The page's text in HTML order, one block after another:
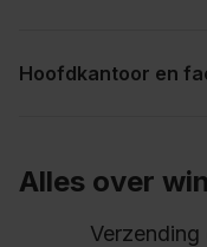
Alles over
Verzending
Hoofdkantoor en